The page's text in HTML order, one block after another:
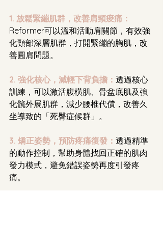
1. 放鬆緊繃肌群，改善肩頸痠痛：
Reformer可以溫和活動肩關節，有效強
化頸部深層肌群，打開緊繃的胸肌，改
善圓肩問題。
2. 強化核心，減輕下背負擔： 透過核心
訓練，可以激活腹橫肌、骨盆底肌及強
化髖外展肌群，減少腰椎代償，改善久
坐導致的「死臀症候群」。
3. 矯正姿勢，預防疼痛復發： 透過精準
的動作控制，幫助身體找回正確的肌肉
發力模式，避免錯誤姿勢再度引發疼
痛。